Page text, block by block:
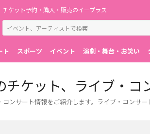
チケット予約・購入・販売のイープラス
ト スポーツ イベント 演劇・舞台・お笑い
チケット、ライブ・コ
コンサート情報をご紹介します。ライブ・コンサ